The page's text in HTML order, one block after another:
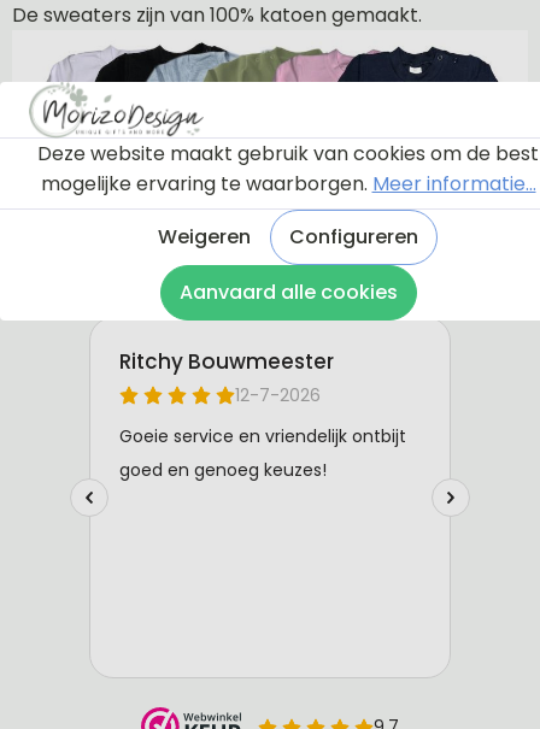
De sweaters zijn van 100% katoen gemaakt.
Deze website maakt gebruik van cookies om de best
mogelijke ervaring te waarborgen. Meer informatie...
Weigeren
Configureren
Aanvaard alle cookies